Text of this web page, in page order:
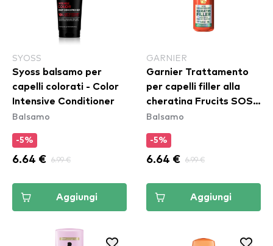
SYOSS
Syoss balsamo per
capelli colorati - Color
Intensive Conditioner
Balsamo
-5%
6.64 € 6.99 €
Aggiungi
GARNIER
Garnier Trattamento
per capelli filler alla
cheratina Frucits SOS
Keratin Filler Hair
Balsamo
-5%
6.64 € 6.99 €
Aggiungi